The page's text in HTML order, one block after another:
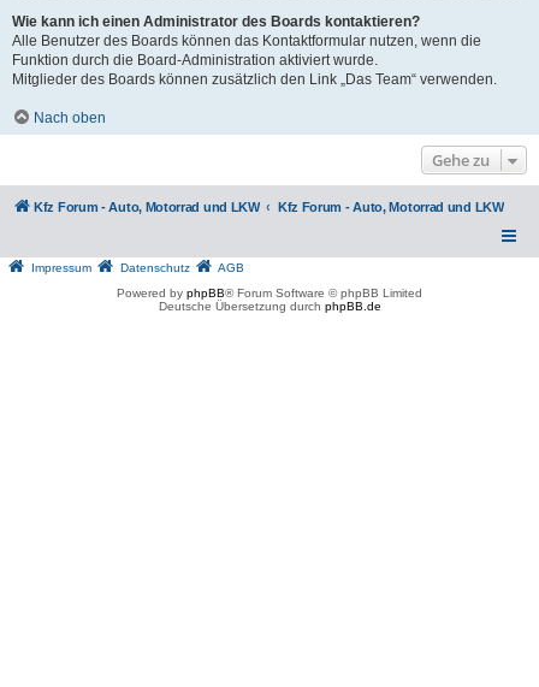
Wie kann ich einen Administrator des Boards kontaktieren?
Alle Benutzer des Boards können das Kontaktformular nutzen, wenn die
Funktion durch die Board-Administration aktiviert wurde.
Mitglieder des Boards können zusätzlich den Link „Das Team“ verwenden.
Nach oben
Gehe zu
Kfz Forum - Auto, Motorrad und LKW Kfz Forum - Auto, Motorrad und LKW
Impressum Datenschutz
AGB
Powered by phpBB® Forum Software © phpBB Limited
Deutsche Übersetzung durch phpBB.de